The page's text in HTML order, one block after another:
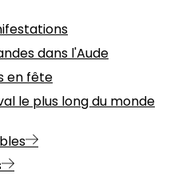
dans l'Aude
en fête
le plus long du monde